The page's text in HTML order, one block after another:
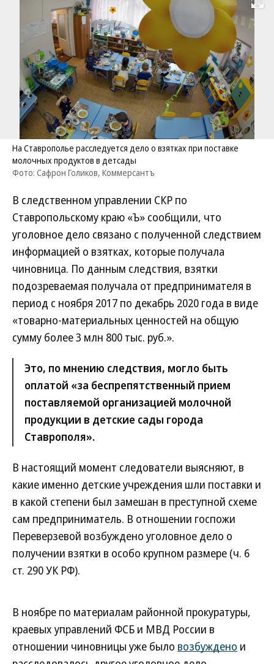
Развернуть
На Ставрополье расследуется дело о взятках при поставке
молочных продуктов в детсады
Фото: Сафрон Голиков, Коммерсантъ
В следственном управлении СКР по
Ставропольскому краю «Ъ» сообщили, что
уголовное дело связано с полученной следствием
информацией о взятках, которые получала
чиновница. По данным следствия, взятки
подозреваемая получала от предпринимателя в
период с ноября 2017 по декабрь 2020 года в виде
«товарно-материальных ценностей на общую
сумму более 3 млн 800 тыс. руб.».
Это, по мнению следствия, могло быть
оплатой «за беспрепятственный прием
поставляемой организацией молочной
продукции в детские сады города
Ставрополя».
В настоящий момент следователи выясняют, в
какие именно детские учреждения шли поставки и
в какой степени был замешан в преступной схеме
сам предприниматель. В отношении госпожи
Переверзевой возбуждено уголовное дело о
получении взятки в особо крупном размере (ч. 6
ст. 290 УК РФ).
В ноябре по материалам районной прокуратуры,
краевых управлений ФСБ и МВД России в
отношении чиновницы уже было возбуждено и